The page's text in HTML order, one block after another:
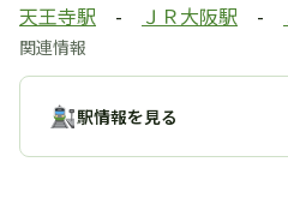
天王寺駅 - ＪＲ大阪駅 -
関連情報
駅情報を見る